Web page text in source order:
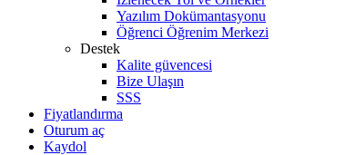
Yazılım Dokümantasyonu
Öğrenci Öğrenim Merkezi
Destek
Kalite güvencesi
Bize Ulaşın
SSS
Fiyatlandırma
Oturum aç
Kaydol